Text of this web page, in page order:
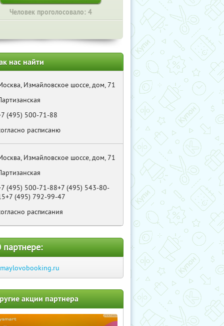
Человек проголосовало: 4
нас найти
Измайловское шоссе, дом, 71
(495) 500-71-88
расписаню
Измайловское шоссе, дом, 71
(495) 500-71-88+7 (495) 543-80-
(495) 792-99-47
расписания
партнере:
акции партнера